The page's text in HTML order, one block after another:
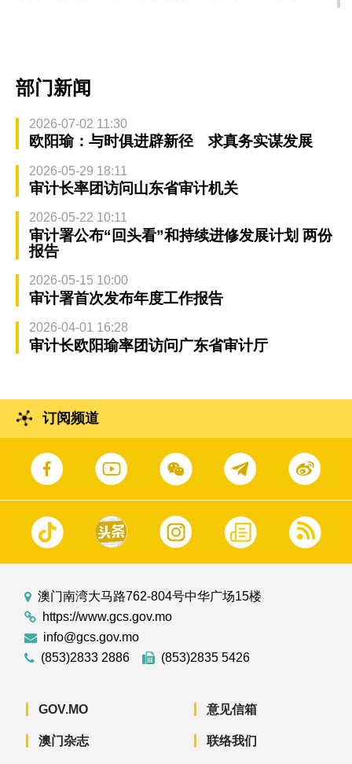
部门新闻
2026-07-02 11:30
欧阳瑜：与时俱进辟新径 求真务实谋发展
2026-05-29 18:11
审计长率团访问山东省审计机关
2026-05-22 10:11
审计署公布“回头看”和持续进修发展计划 两份
报告
2026-05-15 10:00
审计署首次发布年度工作报告
2026-04-01 16:28
审计长欧阳瑜率团访问广东省审计厅
订阅频道
澳门南湾大马路762-804号中华广场15楼
https://www.gcs.gov.mo
info@gcs.gov.mo
(853)2833 2886
(853)2835 5426
GOV.MO
澳门杂志
意见信箱
联络我们